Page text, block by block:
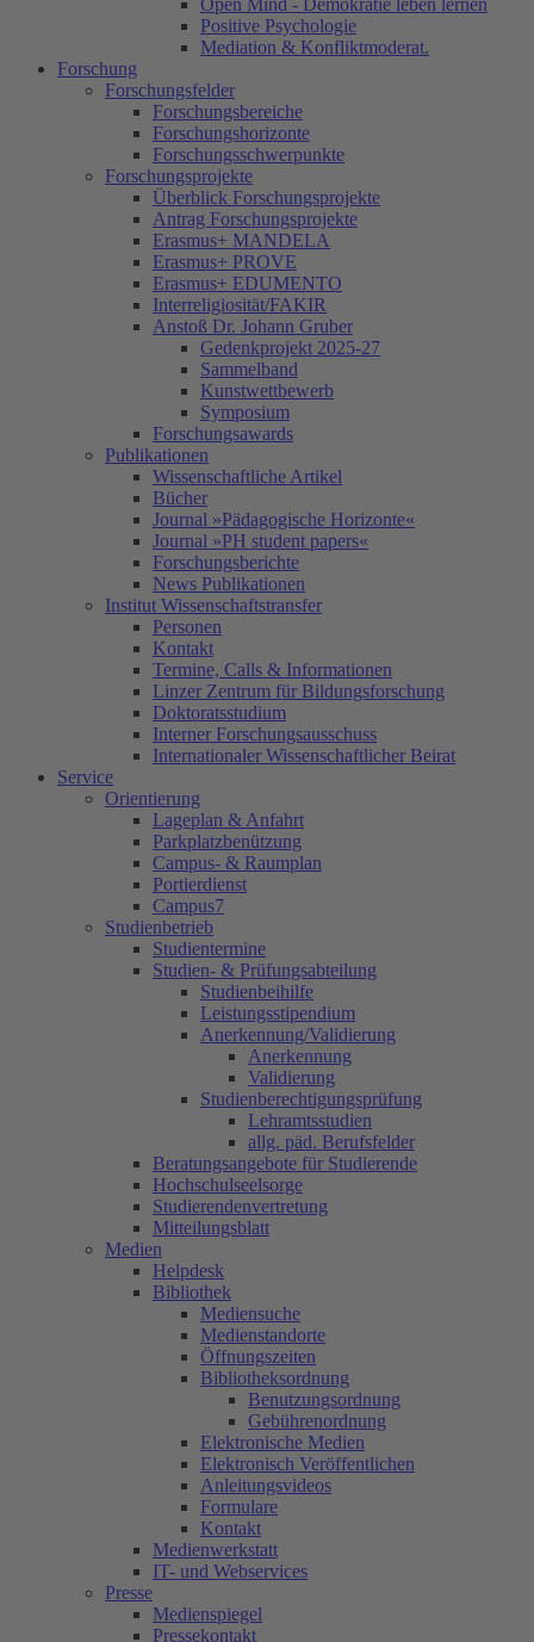
Open Mind - Demokratie leben lernen
Positive Psychologie
Mediation & Konfliktmoderat.
Forschung
Forschungsfelder
Forschungsbereiche
Forschungshorizonte
Forschungsschwerpunkte
Forschungsprojekte
Überblick Forschungsprojekte
Antrag Forschungsprojekte
Erasmus+ MANDELA
Erasmus+ PROVE
Erasmus+ EDUMENTO
Interreligiosität/FAKIR
Anstoß Dr. Johann Gruber
Gedenkprojekt 2025-27
Sammelband
Kunstwettbewerb
Symposium
Forschungsawards
Publikationen
Wissenschaftliche Artikel
Bücher
Journal »Pädagogische Horizonte«
Journal »PH student papers«
Forschungsberichte
News Publikationen
Institut Wissenschaftstransfer
Personen
Kontakt
Termine, Calls & Informationen
Linzer Zentrum für Bildungsforschung
Doktoratsstudium
Interner Forschungsausschuss
Internationaler Wissenschaftlicher Beirat
Service
Orientierung
Lageplan & Anfahrt
Parkplatzbenützung
Campus- & Raumplan
Portierdienst
Campus7
Studienbetrieb
Studientermine
Studien- & Prüfungsabteilung
Studienbeihilfe
Leistungsstipendium
Anerkennung/Validierung
Anerkennung
Validierung
Studienberechtigungsprüfung
Lehramtsstudien
allg. päd. Berufsfelder
Beratungsangebote für Studierende
Hochschulseelsorge
Studierendenvertretung
Mitteilungsblatt
Medien
Helpdesk
Bibliothek
Mediensuche
Medienstandorte
Öffnungszeiten
Bibliotheksordnung
Benutzungsordnung
Gebührenordnung
Elektronische Medien
Elektronisch Veröffentlichen
Anleitungsvideos
Formulare
Kontakt
Medienwerkstatt
IT- und Webservices
Presse
Medienspiegel
Pressekontakt